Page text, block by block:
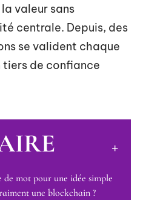
valeur sans
centrale. Depuis, des
se valident chaque
tiers de confiance
mot pour une idée simple
une blockchain ?